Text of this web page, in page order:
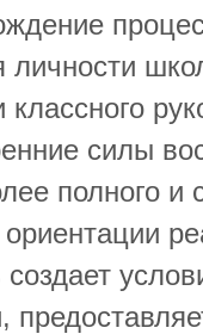
личности
силы
полного и